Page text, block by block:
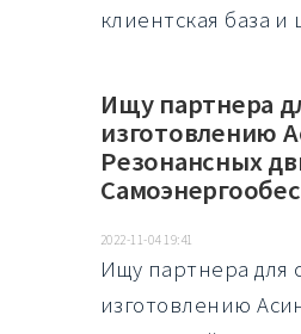
клиентская база и
Ищу партнера
изготовлению
Резонансных
2022-11-04 19:41
Ищу партнера для
изготовлению